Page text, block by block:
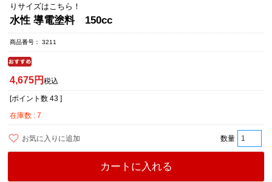
りサイズはこちら！
水性 導電塗料 150cc
商品番号 3211
4,675 税込
[ポイント数 43 ]
在庫数
7
お気に入りに追加
カートに入れる